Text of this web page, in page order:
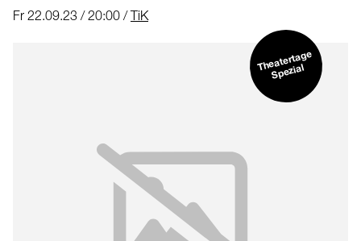
Fr 22.09.23 / 20:00 /TiK
Theatertage
Spezial